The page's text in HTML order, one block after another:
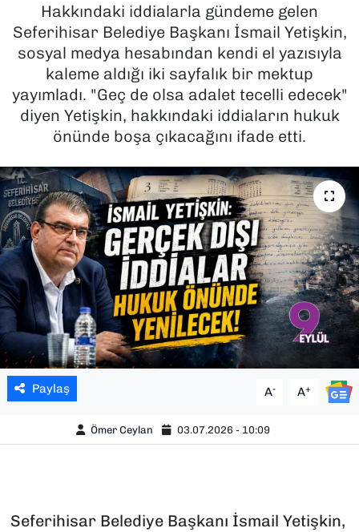
Hakkındaki iddialarla gündeme gelen
Seferihisar Belediye Başkanı İsmail Yetişkin,
sosyal medya hesabından kendi el yazısıyla
kaleme aldığı iki sayfalık bir mektup
yayımladı. "Geç de olsa adalet tecelli edecek"
diyen Yetişkin, hakkındaki iddiaların hukuk
önünde boşa çıkacağını ifade etti.
Paylaş A- A+
Ömer Ceylan 03.07.2026 - 10:09
Seferihisar Belediye Başkanı İsmail Yetişkin,
MAGAZİN
POLİTİKA
SAĞLIK
SPOR
TEKNOLOJİ
YAŞAM
YEREL YÖNETİMLER
Haber Arşivi